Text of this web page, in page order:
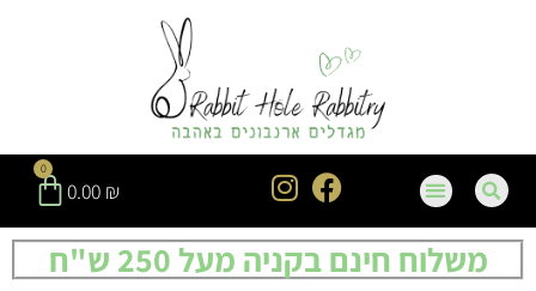
0.00 ₪
0
משלוח חינם בקניה מעל 250 ש"ח